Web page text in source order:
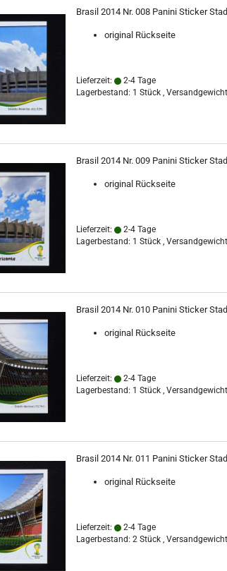
Brasil 2014 Nr. 008 Panini Sticker
original Rückseite
Lieferzeit:
2-4 Tage
Lagerbestand: 1 Stück ,
Brasil 2014 Nr. 009 Panini Sticker
original Rückseite
Lieferzeit:
2-4 Tage
Lagerbestand: 1 Stück ,
Brasil 2014 Nr. 010 Panini Sticker
original Rückseite
Lieferzeit:
2-4 Tage
Lagerbestand: 1 Stück ,
Brasil 2014 Nr. 011 Panini Sticker
original Rückseite
Lieferzeit:
2-4 Tage
Lagerbestand: 2 Stück ,